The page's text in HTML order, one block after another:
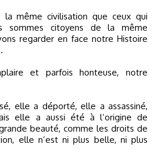
la même civilisation que ceux qui
sommes citoyens de la même
regarder en face notre Histoire
et parfois honteuse, notre
elle a déporté, elle a assassiné,
elle a aussi été à l’origine de
beauté, comme les droits de
elle n’est ni plus belle, ni plus